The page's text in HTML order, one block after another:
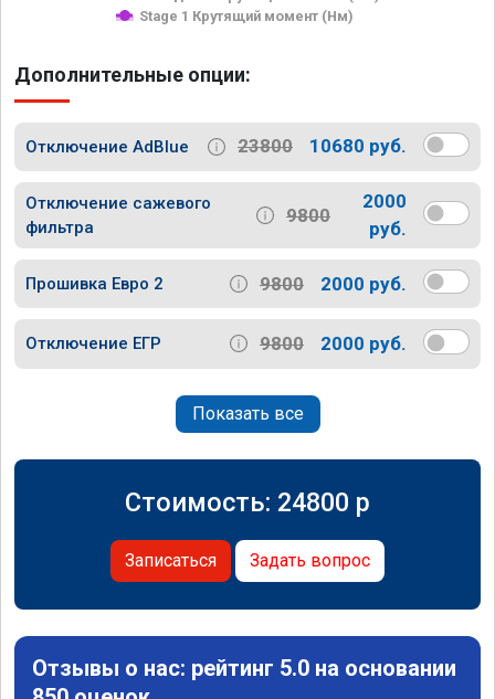
Stage 1 Крутящий момент (Нм)
Дополнительные опции:
Отключение AdBlue 23800 10680 руб.
Отключение сажевого
фильтра
9800
2000
руб.
Прошивка Евро 2 9800 2000 руб.
Отключение ЕГР 9800 2000 руб.
Показать все
Стоимость: 24800 p
Записаться Задать вопрос
Отзывы о нас: рейтинг 5.0 на основании